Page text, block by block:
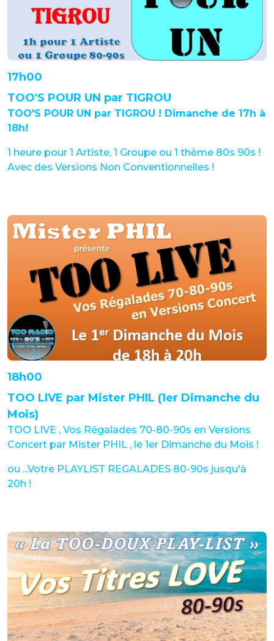
17h00
TOO'S POUR UN par TIGROU
TOO'S POUR UN par TIGROU ! Dimanche de 17h à
18h!
1 heure pour 1 Artiste, 1 Groupe ou 1 thème 80s 90s !
Avec des Versions Non Conventionnelles !
18h00
TOO LIVE par Mister PHIL (1er Dimanche du
Mois)
TOO LIVE , Vos Régalades 70-80-90s en Versions
Concert par Mister PHIL , le 1er Dimanche du Mois !
ou ...Votre PLAYLIST REGALADES 80-90s jusqu'à
20h !